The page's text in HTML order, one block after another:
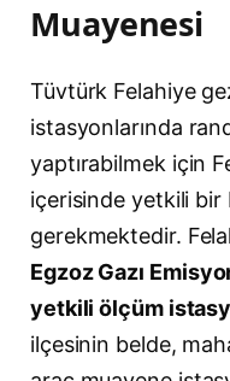
Muayenesi
Tüvtürk Felahiye
istasyonlarında
yaptırabilmek için
içerisinde yetkili bir
gerekmektedir.
Egzoz Gazı
yetkili ölçüm
ilçesinin belde,